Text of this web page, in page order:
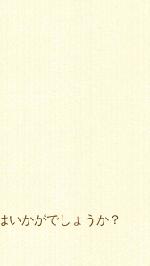
いかがでしょうか？